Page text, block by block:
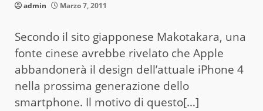
admin Marzo 7, 2011
Secondo il sito giapponese Makotakara, una
fonte cinese avrebbe rivelato che Apple
abbandonerà il design dell’attuale iPhone 4
nella prossima generazione dello
smartphone. Il motivo di questo[…]